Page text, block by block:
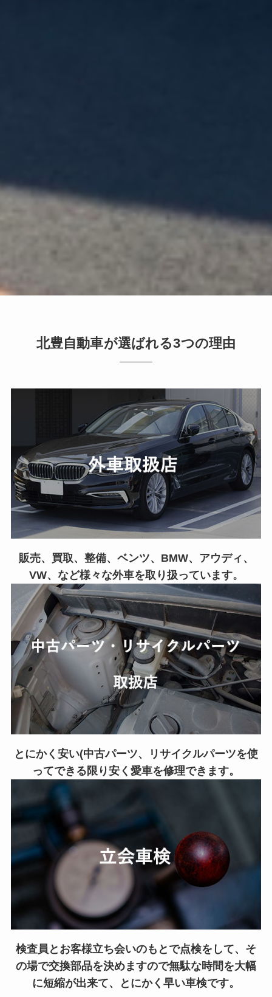
北豊自動車が選ばれる3つの理由
販売、買取、整備、ベンツ、BMW、アウディ、
VW、など様々な外車を取り扱っています。
とにかく安い(中古パーツ、リサイクルパーツを使
ってできる限り安く愛車を修理できます。
検査員とお客様立ち会いのもとで点検をして、そ
の場で交換部品を決めますので無駄な時間を大幅
に短縮が出来て、とにかく早い車検です。